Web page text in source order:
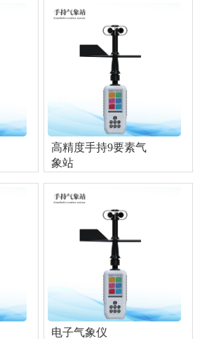
高精度手持9要素气
象站
电子气象仪